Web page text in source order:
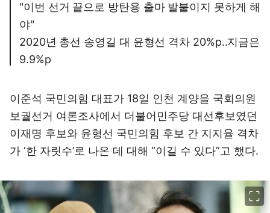
"이번 선거 끝으로 방탄용 출마 발붙이지 못하게 해
야"
2020년 총선 송영길 대 윤형선 격차 20%p..지금은
9.9%p
이준석 국민의힘 대표가 18일 인천 계양을 국회의원
보궐선거 여론조사에서 더불어민주당 대선후보였던
이재명 후보와 윤형선 국민의힘 후보 간 지지율 격차
가 ‘한 자릿수’로 나온 데 대해 “이길 수 있다”고 했다.